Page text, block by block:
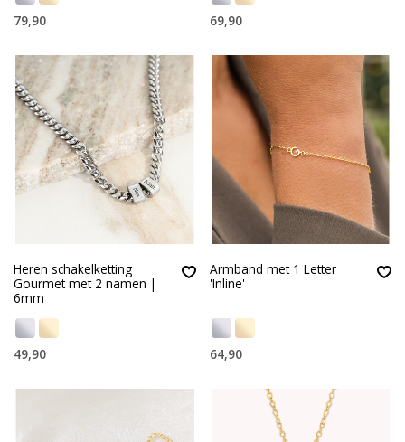
79,90 69,90
Heren schakelketting
Gourmet met 2 namen |
6mm
49,90
Armband met 1 Letter
'Inline'
64,90